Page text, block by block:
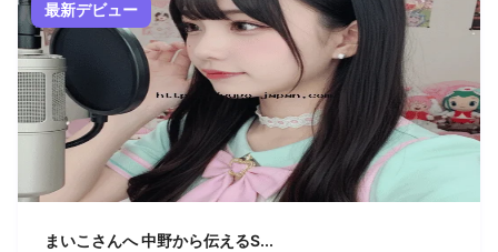
最新デビュー
まいこさんへ 中野から伝えるS...